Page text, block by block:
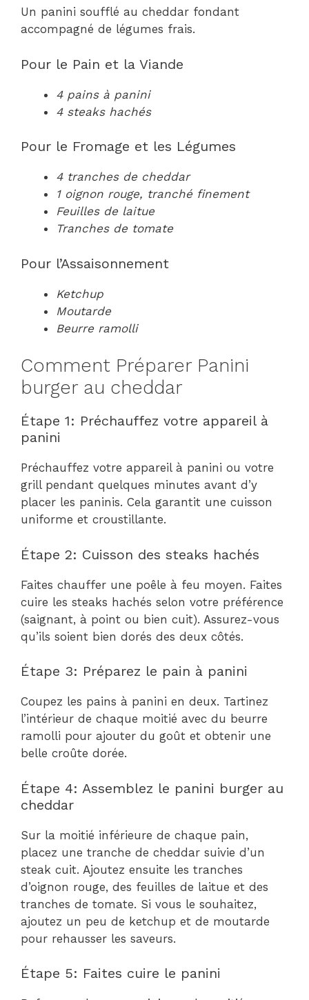
Un panini soufflé au cheddar fondant
accompagné de légumes frais.
Pour le Pain et la Viande
4 pains à panini
4 steaks hachés
Pour le Fromage et les Légumes
4 tranches de cheddar
1 oignon rouge, tranché finement
Feuilles de laitue
Tranches de tomate
Pour l’Assaisonnement
Ketchup
Moutarde
Beurre ramolli
Comment Préparer Panini
burger au cheddar
Étape 1: Préchauffez votre appareil à
panini
Préchauffez votre appareil à panini ou votre
grill pendant quelques minutes avant d’y
placer les paninis. Cela garantit une cuisson
uniforme et croustillante.
Étape 2: Cuisson des steaks hachés
Faites chauffer une poêle à feu moyen. Faites
cuire les steaks hachés selon votre préférence
(saignant, à point ou bien cuit). Assurez-vous
qu’ils soient bien dorés des deux côtés.
Étape 3: Préparez le pain à panini
Coupez les pains à panini en deux. Tartinez
l’intérieur de chaque moitié avec du beurre
ramolli pour ajouter du goût et obtenir une
belle croûte dorée.
Étape 4: Assemblez le panini burger au
cheddar
Sur la moitié inférieure de chaque pain,
placez une tranche de cheddar suivie d’un
steak cuit. Ajoutez ensuite les tranches
d’oignon rouge, des feuilles de laitue et des
tranches de tomate. Si vous le souhaitez,
ajoutez un peu de ketchup et de moutarde
pour rehausser les saveurs.
Étape 5: Faites cuire le panini